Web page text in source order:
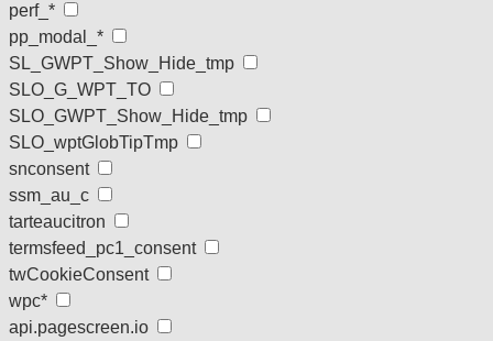
perf_*
pp_modal_*
SL_GWPT_Show_Hide_tmp
SLO_G_WPT_TO
SLO_GWPT_Show_Hide_tmp
SLO_wptGlobTipTmp
snconsent
ssm_au_c
tarteaucitron
termsfeed_pc1_consent
twCookieConsent
wpc*
api.pagescreen.io